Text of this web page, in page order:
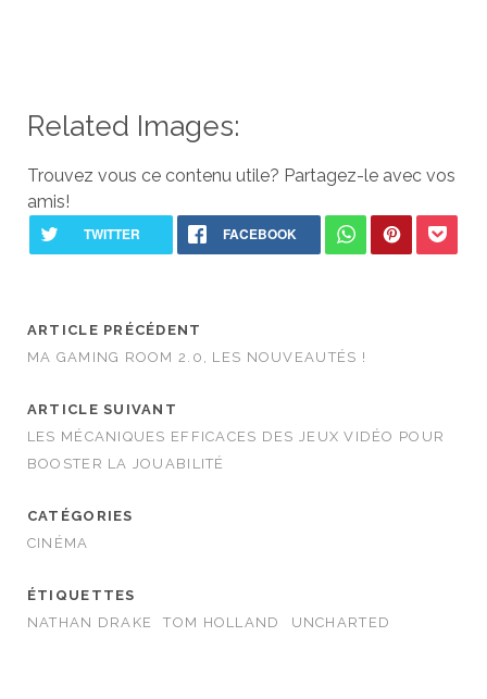
Related Images:
Trouvez vous ce contenu utile? Partagez-le avec vos
amis!
ARTICLE PRÉCÉDENT
MA GAMING ROOM 2.0, LES NOUVEAUTÉS !
ARTICLE SUIVANT
LES MÉCANIQUES EFFICACES DES JEUX VIDÉO POUR
BOOSTER LA JOUABILITÉ
CATÉGORIES
CINÉMA
ÉTIQUETTES
NATHAN DRAKE
TOM HOLLAND UNCHARTED